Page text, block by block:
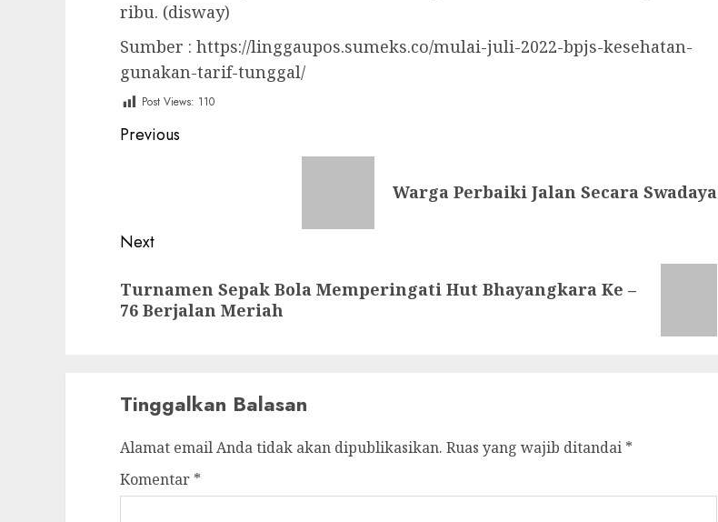
ribu. (disway)
Sumber : https://linggaupos.sumeks.co/mulai-juli-2022-bpjs-kesehatan-
gunakan-tarif-tunggal/
Post Views: 110
Post
Previous
Warga Perbaiki Jalan Secara Swadaya
Next
post:
Turnamen Sepak Bola Memperingati Hut Bhayangkara Ke –
76 Berjalan Meriah
Tinggalkan Balasan
Alamat email Anda tidak akan dipublikasikan. Ruas yang wajib ditandai *
Komentar *